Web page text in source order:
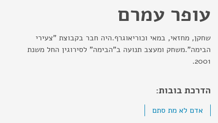
עופר עמרם
שחקן, מחזאי, במאי וכוריאוגרף.היה חבר בקבוצת "צעירי
הבימה".משחק ומעצב תנועה ב"הבימה" לסירוגין החל משנת
2001.
הדרכת בובות:
אדם לא מת סתם